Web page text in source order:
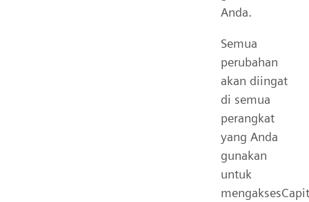
Anda.
Semua
perubahan
akan diingat
di semua
perangkat
yang Anda
gunakan
untuk